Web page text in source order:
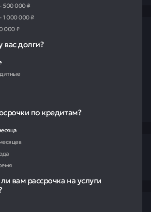
500 000 ₽
1 000 000 ₽
000 ₽
вас долги?
по кредитам?
вам рассрочка на услуги